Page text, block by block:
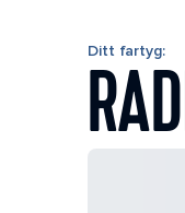
Ditt fartyg: